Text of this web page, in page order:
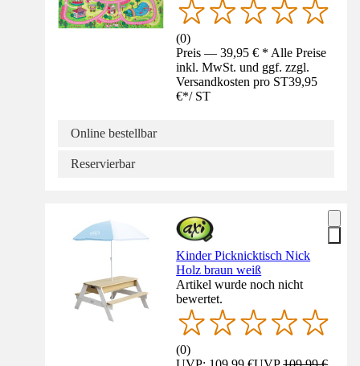
(0)
Preis — 39,95 € * Alle Preise
inkl. MwSt. und ggf. zzgl.
Versandkosten pro ST39,95
€*/ ST
Online bestellbar
Reservierbar
Kinder Picknicktisch Nick
Holz braun weiß
Artikel wurde noch nicht
bewertet.
(0)